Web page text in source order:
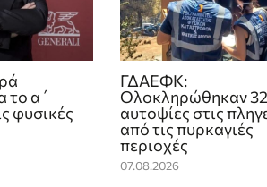
το α΄
φυσικές
ΓΔΑΕΦΚ:
Ολοκληρώθηκαν
αυτοψίες στις
από τις πυρκαγιές
περιοχές
07.08.2026